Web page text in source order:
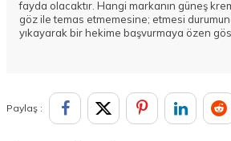
fayda olacaktır. Hangi markanın güneş
göz ile temas etmemesine; etmesi
yıkayarak bir hekime başvurmaya özen
Paylaş :